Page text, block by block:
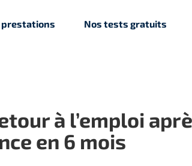
prestations Nos tests gratuits
à l’emploi
en 6 mois